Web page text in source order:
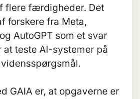
flere færdigheder. Det
forskere fra Meta,
AutoGPT som et svar
at teste AI-systemer på
GAIA er, at opgaverne er